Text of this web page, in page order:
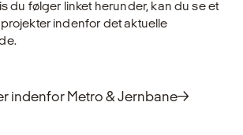
funktion og æstetik i vores
du følger linket herunder, kan du se et
indenfor det aktuelle
indenfor Metro & Jernbane